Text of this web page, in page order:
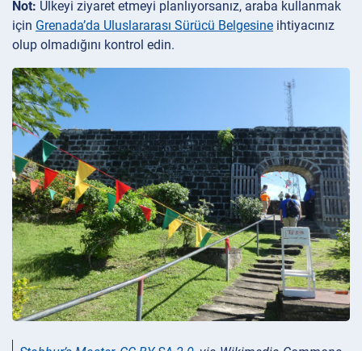
Not: Ülkeyi ziyaret etmeyi planlıyorsanız, araba kullanmak
için Grenada’da Uluslararası Sürücü Belgesine ihtiyacınız
olup olmadığını kontrol edin.